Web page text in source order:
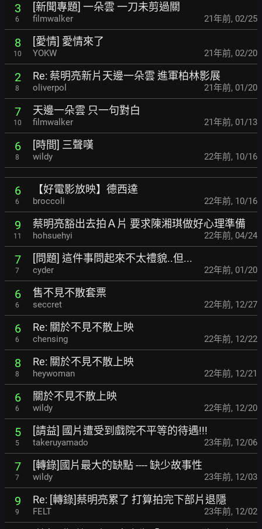
3
6
[新聞專題] 一朵雲 一刀未剪過關
filmwalker 21年前, 02/25
8
10
[愛情] 愛情來了
YOKW 21年前, 02/20
2
8
Re: 蔡明亮新片天邊一朵雲 進軍柏林影展
oliverpol 21年前, 01/20
7
10
天邊一朵雲 只一句對白
filmwalker 21年前, 01/13
6
8
[時間] 三聲嘆
wildy 22年前, 10/16
6
6
【好電影放映】德西達
broccoli 22年前, 10/16
9
11
蔡明亮豁出去拍Ａ片 要求陳湘琪做好心理準備
hohsuehyi 22年前, 04/24
7
7
[問題] 這件事問起來不太禮貌..但...
cyder 22年前, 01/20
6
6
售不見不散套票
seccret 22年前, 12/27
6
6
Re: 關於不見不散上映
chensing 22年前, 12/22
8
8
Re: 關於不見不散上映
heywoman 22年前, 12/21
6
6
關於不見不散上映
wildy 22年前, 12/20
5
5
[請益] 國片遭受到戲院不平等的待遇!!!
takeruyamado 23年前, 12/06
7
7
[轉錄]國片最大的缺點 ---- 缺少故事性
wildy 23年前, 12/03
9
9
Re: [轉錄]蔡明亮累了 打算拍完下部片退隱
FELT 23年前, 12/02